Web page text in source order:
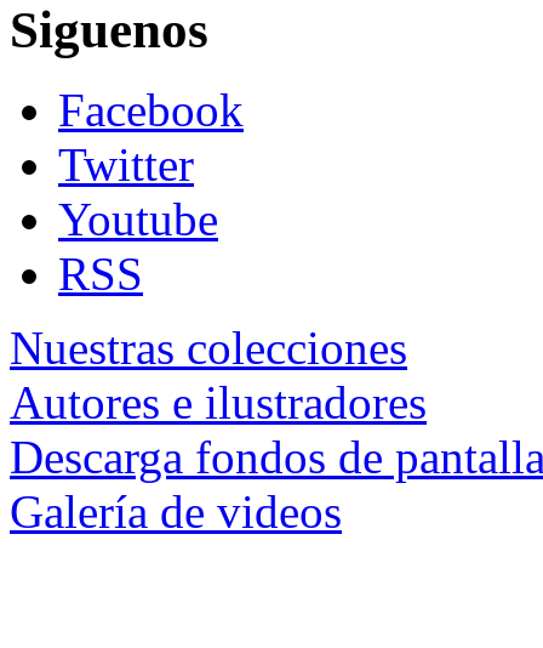
Siguenos
Facebook
Twitter
Youtube
RSS
Nuestras colecciones
Autores e ilustradores
Descarga fondos de
Galería de videos